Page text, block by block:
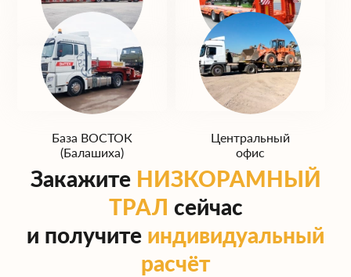
База ЮГ
(Домодедово)
База ЗАПАД
(Одинцово)
База ВОСТОК
(Балашиха)
Центральный
офис
Закажите НИЗКОРАМНЫЙ
ТРАЛ сейчас
и получите индивидуальный
расчёт